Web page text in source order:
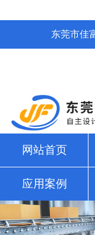
东莞市佳
网站首页
应用案例